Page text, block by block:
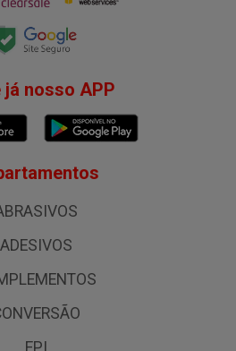
já nosso APP
ADESIVOS
EPI